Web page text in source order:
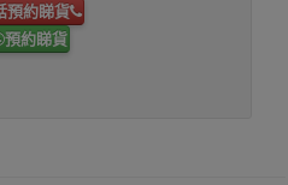
預約睇貨
預約睇貨